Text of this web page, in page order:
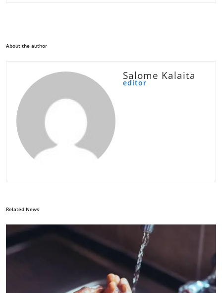
About the author
Salome Kalaita
editor
Related News